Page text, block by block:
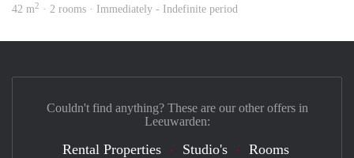
42 m2 · 2 rooms · Immediately - Indefinite period
Couldn't find anything? These are our other offers in
Leeuwarden:
Rental Properties Studio's Rooms